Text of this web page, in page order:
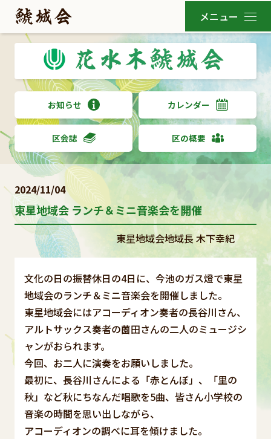
お知らせ カレンダー
区会誌 区の概要
2024/11/04
東星地域会 ランチ＆ミニ音楽会を開催
東星地域会地域長 木下幸紀
文化の日の振替休日の4日に、今池のガス燈で東星
地域会のランチ＆ミニ音楽会を開催しました。
東星地域会にはアコーディオン奏者の長谷川さん、
アルトサックス奏者の薗田さんの二人のミュージシ
ャンがおられます。
今回、お二人に演奏をお願いしました。
最初に、長谷川さんによる「赤とんぼ」、「里の
秋」など秋にちなんだ唱歌を5曲、皆さん小学校の
音楽の時間を思い出しながら、
アコーディオンの調べに耳を傾けました。